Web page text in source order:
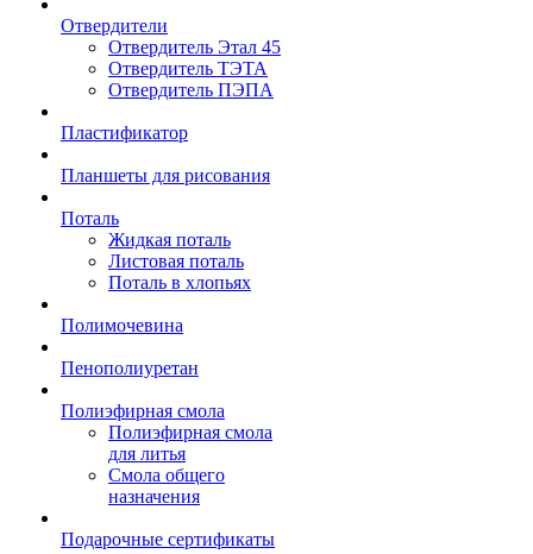
Отвердители
Отвердитель Этал 45
Отвердитель ТЭТА
Отвердитель ПЭПА
Пластификатор
Планшеты для рисования
Поталь
Жидкая поталь
Листовая поталь
Поталь в хлопьях
Полимочевина
Пенополиуретан
Полиэфирная смола
Полиэфирная смола
для литья
Смола общего
назначения
Подарочные сертификаты